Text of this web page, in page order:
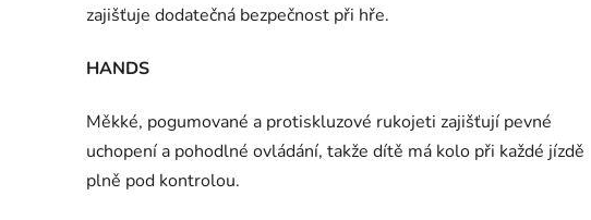
zajišťuje dodatečná bezpečnost při hře.
HANDS
Měkké, pogumované a protiskluzové rukojeti zajišťují pevné
uchopení a pohodlné ovládání, takže dítě má kolo při každé jízdě
plně pod kontrolou.